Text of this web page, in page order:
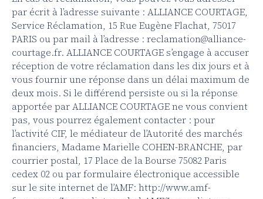
par écrit à l’adresse suivante : ALLIANCE COURTAGE,
Service Réclamation, 15 Rue Eugène Flachat, 75017
PARIS ou par mail à l’adresse : reclamation@alliance-
courtage.fr. ALLIANCE COURTAGE s’engage à accuser
réception de votre réclamation dans les dix jours et à
vous fournir une réponse dans un délai maximum de
deux mois. Si le différend persiste ou si la réponse
apportée par ALLIANCE COURTAGE ne vous convient
pas, vous pourrez également contacter : pour
l’activité CIF, le médiateur de l’Autorité des marchés
financiers, Madame Marielle COHEN-BRANCHE, par
courrier postal, 17 Place de la Bourse 75082 Paris
cedex 02 ou par formulaire électronique accessible
sur le site internet de l’AMF: http://www.amf-